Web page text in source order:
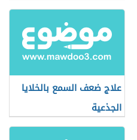
علاج ضعف السمع بالخلايا
الجذعية